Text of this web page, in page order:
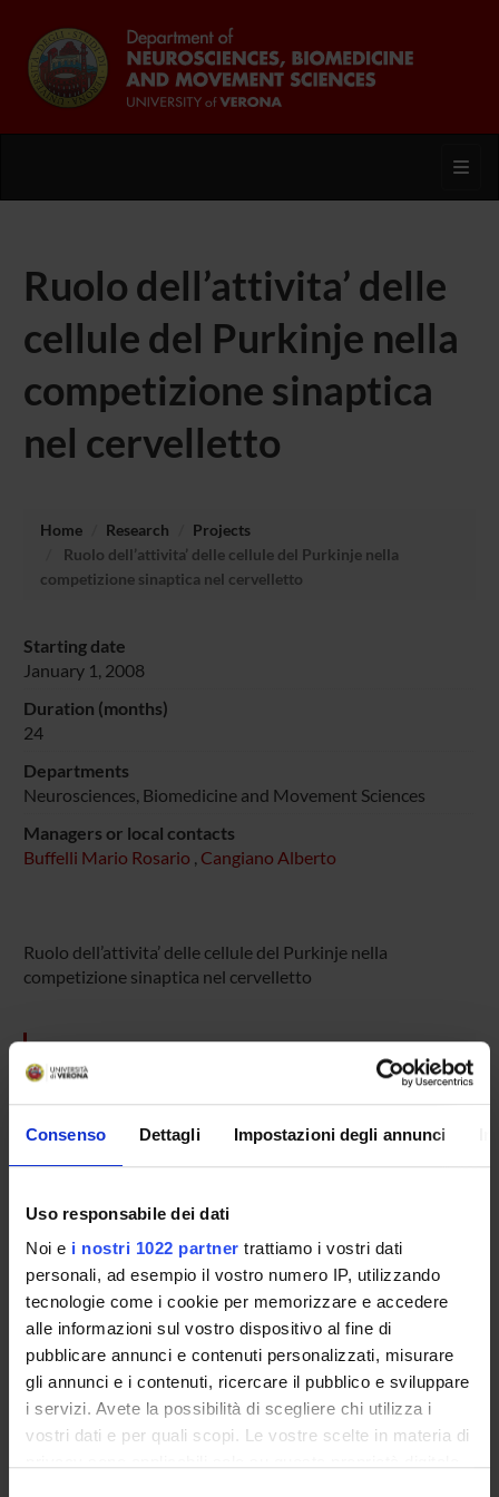
Consenso Dettagli Impostazioni degli annunci
Uso responsabile dei dati
Noi e i nostri 1022 partner trattiamo i vostri dati
personali, ad esempio il vostro numero IP, utilizzando
tecnologie come i cookie per memorizzare e accedere
alle informazioni sul vostro dispositivo al fine di
pubblicare annunci e contenuti personalizzati, misurare
gli annunci e i contenuti, ricercare il pubblico e sviluppare
i servizi. Avete la possibilità di scegliere chi utilizza i
vostri dati e per quali scopi. Le vostre scelte in materia di
Ruolo dell’attivita’ delle
cellule del Purkinje nella
competizione sinaptica
nel cervelletto
Home Research
Projects
Ruolo dell’attivita’ delle cellule del Purkinje nella
competizione sinaptica nel cervelletto
Starting date
January 1, 2008
Duration (months)
24
Departments
Neurosciences, Biomedicine and Movement Sciences
Managers or local contacts
Buffelli Mario Rosario , Cangiano Alberto
Ruolo dell’attivita’ delle cellule del Purkinje nella
competizione sinaptica nel cervelletto
Erika Lorenzetto
Temporary Professor
SECTIONS
Physiology and Psychology Section